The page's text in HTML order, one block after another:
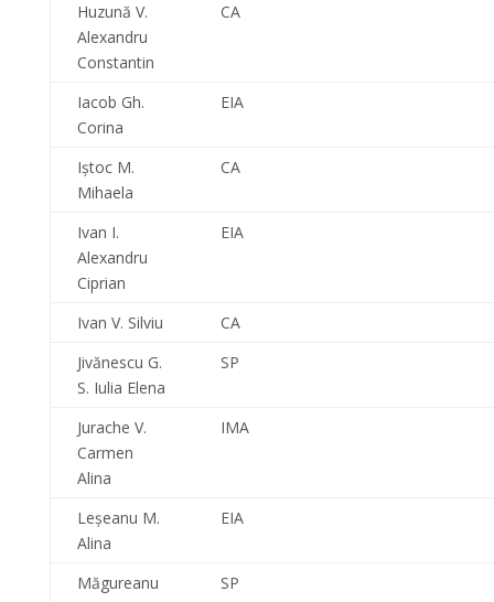
Huzună V.
Alexandru
Constantin
CA
Iacob Gh.
Corina
EIA
Iştoc M.
Mihaela
CA
Ivan I.
Alexandru
Ciprian
EIA
Ivan V. Silviu
CA
Jivănescu G.
S. Iulia Elena
SP
Jurache V.
Carmen
Alina
IMA
Leşeanu M.
Alina
EIA
Măgureanu
SP